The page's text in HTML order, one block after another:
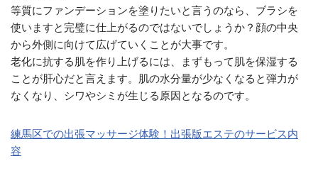
等質にファンデーションを塗りたいと言うのなら、ブラシを
使いますと完璧に仕上がるのではないでしょうか？顔の中央
から外側に向けて広げていくことが大事です。
老化に抗する肌を作り上げるには、まずもって肌を保湿する
ことが肝心だと言えます。肌の水分量が少なくなると弾力が
なくなり、シワやシミが生じる原因となるのです。
練馬区での出張マッサージ体験！出張版エステのサービス内
容